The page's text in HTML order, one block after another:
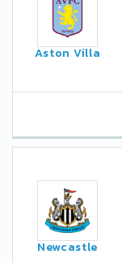
Aston Villa
Newcastle